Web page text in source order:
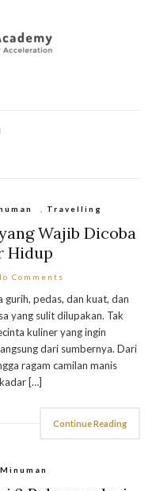
Travelling
Wajib Dicoba
Hidup
Comments
gurih, pedas, dan kuat, dan
yang sulit dilupakan. Tak
kuliner yang ingin
dari sumbernya. Dari
ragam camilan manis
[…]
Continue Reading